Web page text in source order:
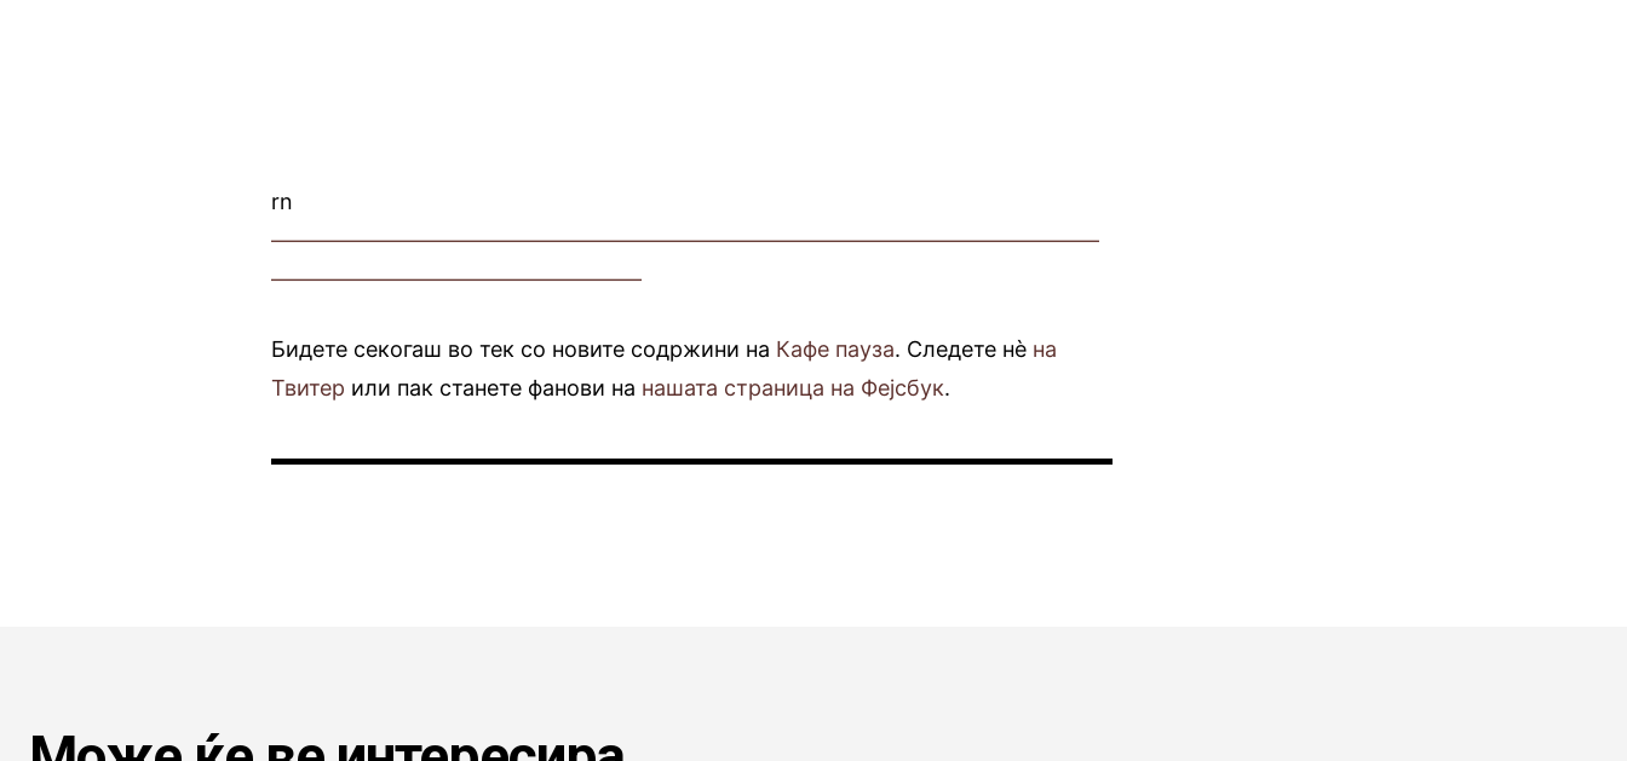
rn
——————————————————————————————————————
—————————————————
Бидете секогаш во тек со новите содржини на Кафе пауза. Следете нè на
Твитер или пак станете фанови на нашата страница на Фејсбук.